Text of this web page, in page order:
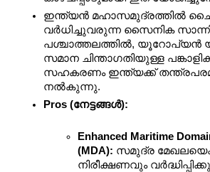
ഇന്ത്യൻ മഹാസമുദ്രത്തിൽ
വർധിച്ചുവരുന്ന സൈനിക
പശ്ചാത്തലത്തിൽ,
സമാന ചിന്താഗതിയുള്ള
സഹകരണം ഇന്ത്യക്ക്
നൽകുന്നു.
Pros (നേട്ടങ്ങൾ):
Enhanced Maritime
(MDA): സമുദ്ര
നിരീക്ഷണവും